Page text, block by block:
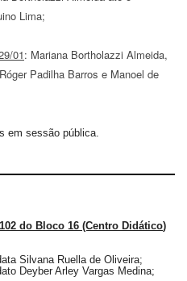
Lima;
9/01: Mariana Bortholazzi Almeida,
Padilha Barros e Manoel de
em sessão pública.
102 do Bloco 16 (Centro Didático)
Silvana Ruella de Oliveira;
Deyber Arley Vargas Medina;